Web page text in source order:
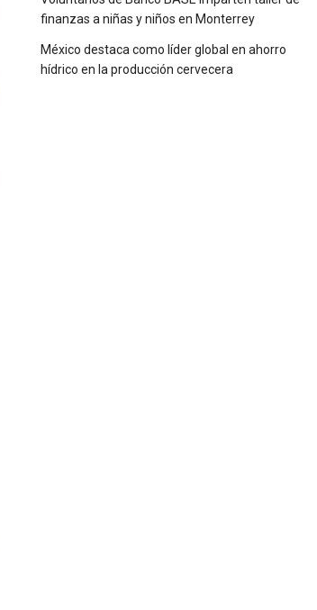
finanzas a niñas y niños en Monterrey
México destaca como líder global en ahorro
hídrico en la producción cervecera